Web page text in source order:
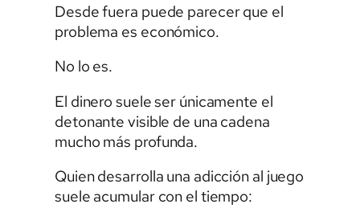
Desde fuera puede parecer que el
problema es económico.
No lo es.
El dinero suele ser únicamente el
detonante visible de una cadena
mucho más profunda.
Quien desarrolla una adicción al juego
suele acumular con el tiempo: